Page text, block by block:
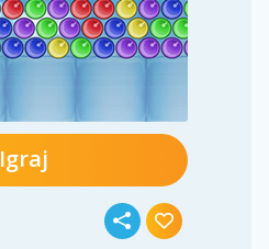
Igraj